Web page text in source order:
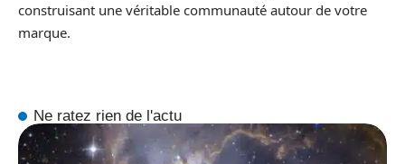
construisant une véritable communauté autour de votre
marque.
Ne ratez rien de l'actu